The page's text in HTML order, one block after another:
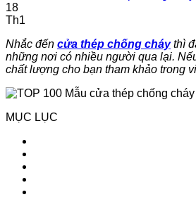
18
Th1
Nhắc đến cửa thép chống cháythì
những nơi có nhiều người qua lại.
chất lượng cho bạn tham khảo trong
MỤC LỤC